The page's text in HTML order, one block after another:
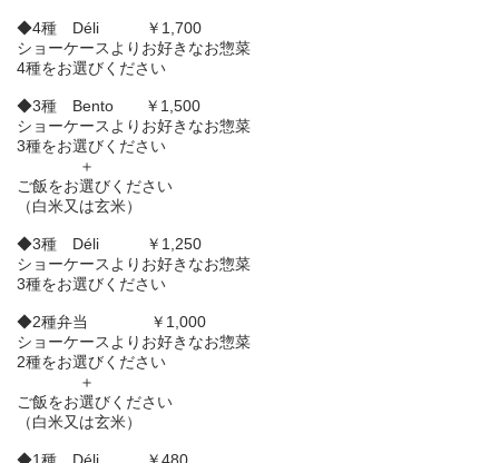
◆4種 Déli ￥1,700
ショーケースよりお好きなお惣菜
4種をお選びください
◆3種 Bento ￥1,500
ショーケースよりお好きなお惣菜
3種をお選びください
＋
ご飯をお選びください
（白米又は玄米）
◆3種 Déli ￥1,250
ショーケースよりお好きなお惣菜
3種をお選びください
◆2種弁当 ￥1,000
ショーケースよりお好きなお惣菜
2種をお選びください
＋
ご飯をお選びください
（白米又は玄米）